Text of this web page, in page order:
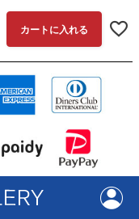
カートに入れる